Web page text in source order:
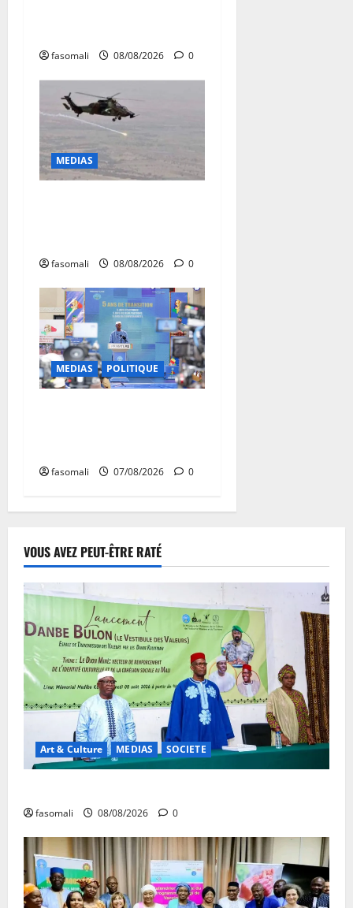
fasomali 08/08/2026 0
MEDIAS
fasomali 08/08/2026 0
MEDIAS POLITIQUE
fasomali 07/08/2026 0
VOUS AVEZ PEUT-ÊTRE RATÉ
Art & Culture MEDIAS SOCIETE
fasomali 08/08/2026 0